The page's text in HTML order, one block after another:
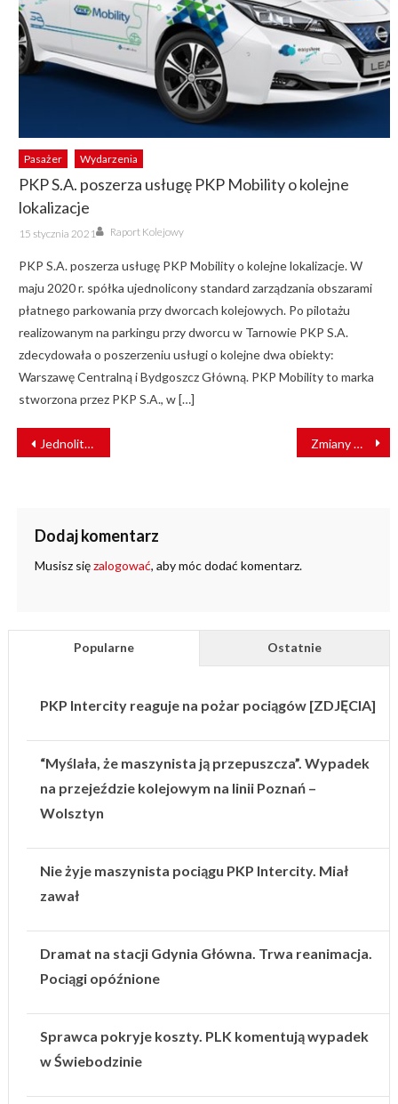
Pasażer Wydarzenia
PKP S.A. poszerza usługę PKP Mobility o kolejne
lokalizacje
Posted
on
15 stycznia 2021 Author
Raport Kolejowy
PKP S.A. poszerza usługę PKP Mobility o kolejne lokalizacje. W
maju 2020 r. spółka ujednolicony standard zarządzania obszarami
płatnego parkowania przy dworcach kolejowych. Po pilotażu
realizowanym na parkingu przy dworcu w Tarnowie PKP S.A.
zdecydowała o poszerzeniu usługi o kolejne dwa obiekty:
Warszawę Centralną i Bydgoszcz Główną. PKP Mobility to marka
stworzona przez PKP S.A., w […]
NAWIGACJA
WPISU
Jednolita sieć GSM-R dla bezpieczeństwa podróży koleją Zmiany w składzie Zarządu i Rady Nadzorczej CPK
Dodaj komentarz
Musisz sięzalogować, aby móc dodać komentarz.
Popularne Ostatnie
PKP Intercity reaguje na pożar pociągów [ZDJĘCIA]
“Myślała, że maszynista ją przepuszcza”. Wypadek
na przejeździe kolejowym na linii Poznań –
Wolsztyn
Nie żyje maszynista pociągu PKP Intercity. Miał
zawał
Dramat na stacji Gdynia Główna. Trwa reanimacja.
Pociągi opóźnione
Sprawca pokryje koszty. PLK komentują wypadek
w Świebodzinie